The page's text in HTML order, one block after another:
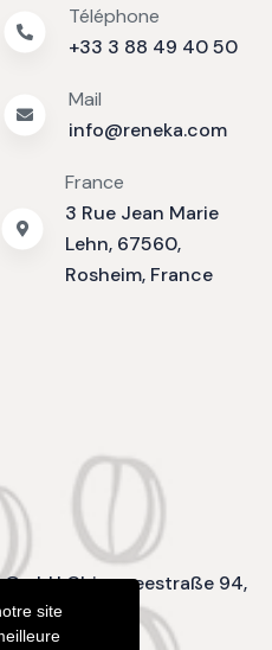
site
Téléphone
+33 3 88 49 40 50
Mail
info@reneka.com
France
3 Rue Jean Marie
Lehn, 67560,
Rosheim, France
GmbH Chiemseestraße 94,